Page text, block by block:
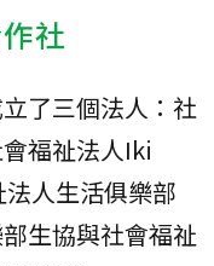
社
了三個法人：社
福祉法人Iki
人生活俱樂部
生協與社會福祉